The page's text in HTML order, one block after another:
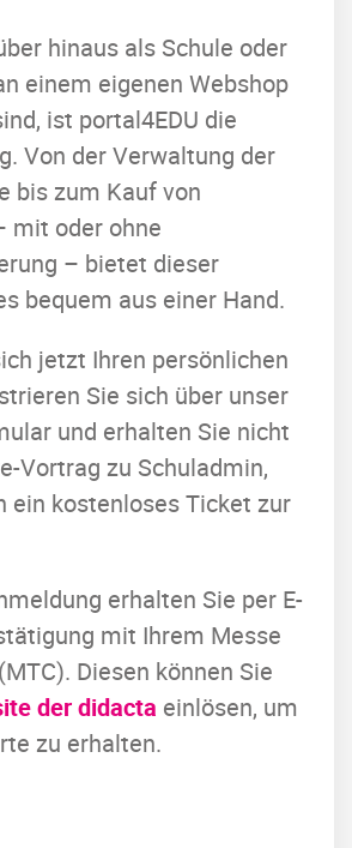
hinaus als Schule oder
einem eigenen Webshop
ist portal4EDU die
Von der Verwaltung der
bis zum Kauf von
mit oder ohne
– bietet dieser
bequem aus einer Hand.
jetzt Ihren persönlichen
Sie sich über unser
und erhalten Sie nicht
Vortrag zu Schuladmin,
ein kostenloses Ticket zur
erhalten Sie per E-
mit Ihrem Messe
Diesen können Sie
der didacta einlösen, um
zu erhalten.